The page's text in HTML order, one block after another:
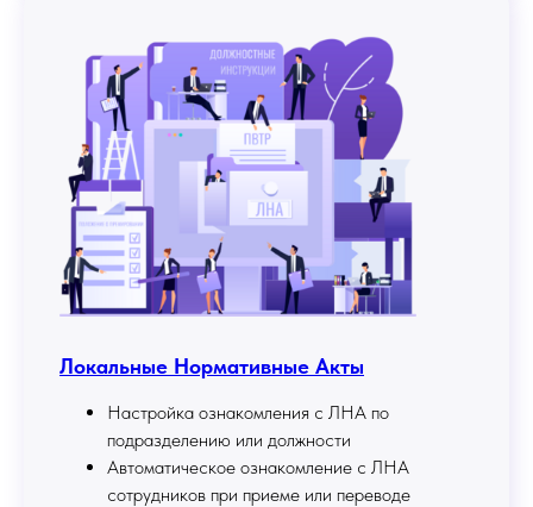
Локальные Нормативные Акты
Настройка ознакомления с ЛНА по
подразделению или должности
Автоматическое ознакомление с ЛНА
сотрудников при приеме или переводе